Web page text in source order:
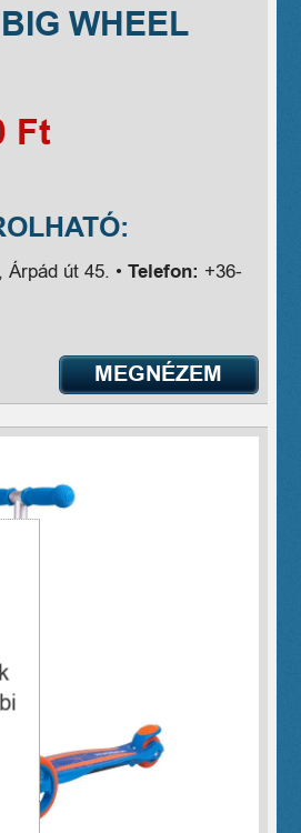
WHEEL
Ft
Árpád út 45. •Telefon: +36-
MEGNÉZEM